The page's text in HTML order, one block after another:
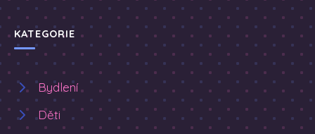
KATEGORIE
Bydlení
Děti